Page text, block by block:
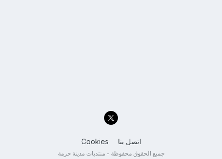
اتصل بنا Cookies
جميع الحقوق محفوظة - منتديات مدينة حرمة